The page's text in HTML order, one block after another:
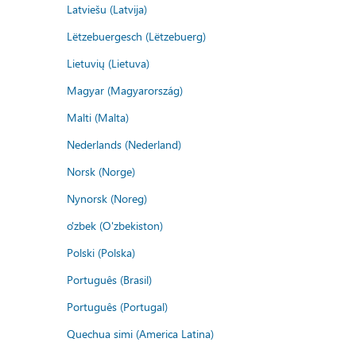
Latviešu (Latvija)
Lëtzebuergesch (Lëtzebuerg)
Lietuvių (Lietuva)
Magyar (Magyarország)
Malti (Malta)
Nederlands (Nederland)
Norsk (Norge)
Nynorsk (Noreg)
o'zbek (O'zbekiston)
Polski (Polska)
Português (Brasil)
Português (Portugal)
Quechua simi (America Latina)